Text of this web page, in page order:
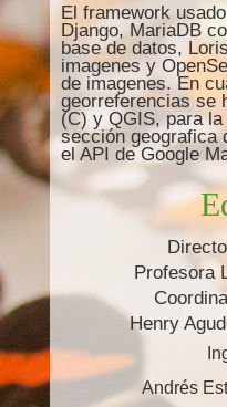
El framework
Django, MariaDB
base de datos,
imagenes y
de imagenes. En
georreferencias se
(C) y QGIS, para
sección geografica
el API de Google
Profesora
Henry
Andrés